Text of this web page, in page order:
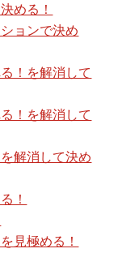
める！
ョンで決め
！を解消して
！を解消して
解消して決め
！
見極める！